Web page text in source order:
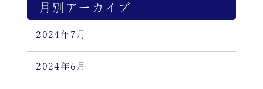
月別アーカイブ
2024年7月
2024年6月